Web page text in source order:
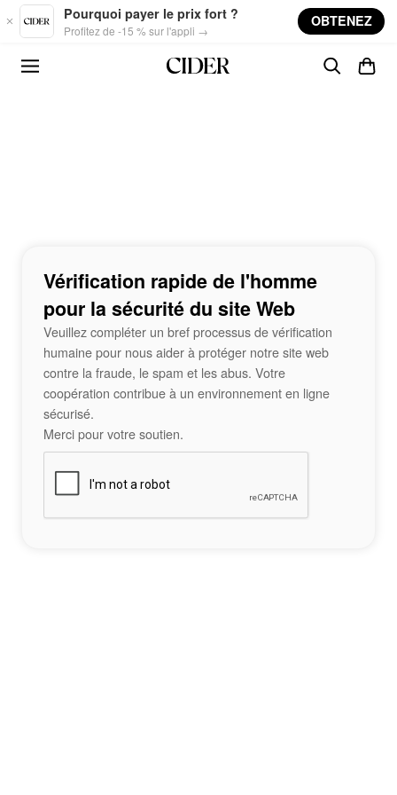
Skip to main content
Pourquoi payer le prix fort ?
Profitez de -15 % sur l'appli →
OBTENEZ
Vérification rapide de l'homme
pour la sécurité du site Web
Veuillez compléter un bref processus de vérification
humaine pour nous aider à protéger notre site web
contre la fraude, le spam et les abus. Votre
coopération contribue à un environnement en ligne
sécurisé.
Merci pour votre soutien.